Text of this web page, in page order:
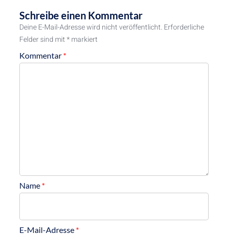
Schreibe einen Kommentar
Deine E-Mail-Adresse wird nicht veröffentlicht. Erforderliche
Felder sind mit*markiert
Kommentar *
Name *
E-Mail-Adresse *